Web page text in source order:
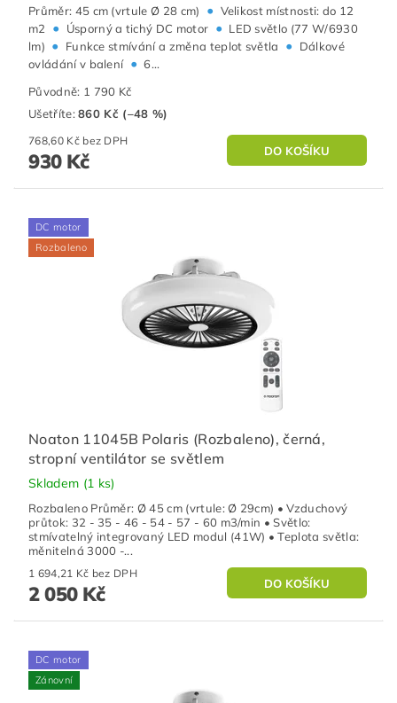
Průměr: 45 cm (vrtule Ø 28 cm) • Velikost místnosti: do 12
m2
• Úsporný a tichý DC motor • LED světlo (77 W/6930
lm) • Funkce stmívání a změna teplot světla •
Dálkové
ovládání v balení • 6...
Původně: 1 790 Kč
Ušetříte:860 Kč (–48 %)
768,60 Kč bez DPH
930 Kč
DC motor
Rozbaleno
Noaton 11045B Polaris (Rozbaleno), černá,
stropní ventilátor se světlem
Skladem (1 ks)
Rozbaleno Průměr: Ø 45 cm (vrtule: Ø 29cm) • Vzduchový
průtok: 32 - 35 - 46 - 54 - 57 - 60 m3/min • Světlo:
stmívatelný integrovaný LED modul (41W) • Teplota světla:
měnitelná 3000 -...
1 694,21 Kč bez DPH
2 050 Kč
DC motor
Zánovní